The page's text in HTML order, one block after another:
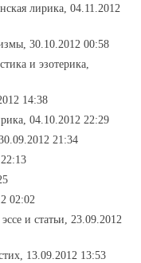
лирика, 04.11.2012
30.10.2012 00:58
и эзотерика,
14:38
04.10.2012 22:29
21:34
02:02
и статьи, 23.09.2012
13.09.2012 13:53